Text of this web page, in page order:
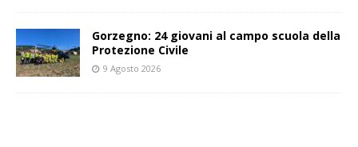
Gorzegno: 24 giovani al campo scuola della
Protezione Civile
9 Agosto 2026